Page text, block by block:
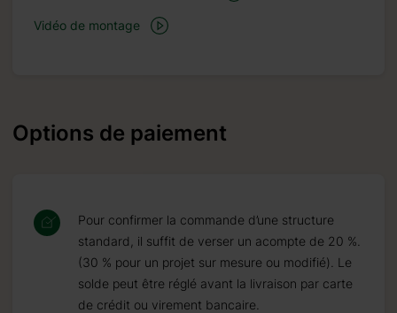
Vidéo de montage
Options de paiement
Pour confirmer la commande d’une structure
standard, il suffit de verser un acompte de 20 %.
(30 % pour un projet sur mesure ou modifié). Le
solde peut être réglé avant la livraison par carte
de crédit ou virement bancaire.